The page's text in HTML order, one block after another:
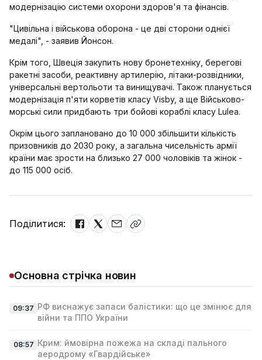
модернізацію системи охорони здоров'я та фінансів.
"Цивільна і військова оборона - це дві сторони однієї
медалі", - заявив Йонсон.
Крім того, Швеція закупить нову бронетехніку, берегові
ракетні засоби, реактивну артилерію, літаки-розвідники,
універсальні вертольоти та винищувачі. Також планується
модернізація п'яти корветів класу Visby, а ще Військово-
морські сили придбають три бойові кораблі класу Lulea.
Окрім цього заплановано до 10 000 збільшити кількість
призовників до 2030 року, а загальна чисельність армії
країни має зрости на близько 27 000 чоловіків та жінок -
до 115 000 осіб.
Поділитися:
Основна стрічка новин
09:37 РФ виснажує запаси балістики: що це змінює для
війни та ППО України
08:57 Крим: ймовірна пожежа на складі пального
аеродрому «Гвардійське»